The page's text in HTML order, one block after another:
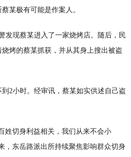
某极有可能是作案人。
发现蔡某进入了一家烧烤店。随后，民
烤的蔡某抓获，并从其身上搜出被盗
2小时。经审讯，蔡某如实供述自己盗
姓切身利益相关，我们从来不会小
，东岳路派出所持续聚焦影响群众切身